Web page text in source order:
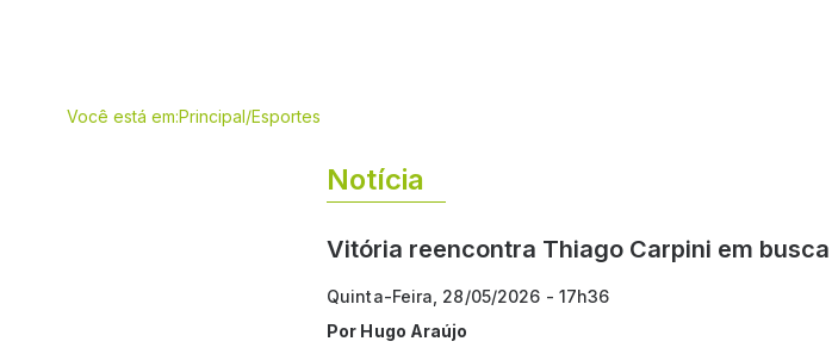
Você está em:Principal/Esportes
Notícia
Vitória reencontra Thiago Carpini em
Quinta-Feira, 28/05/2026 - 17h36
Por Hugo Araújo